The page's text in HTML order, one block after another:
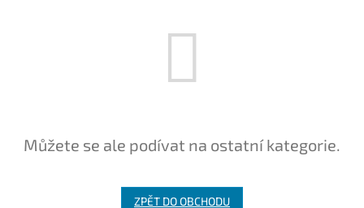
Můžete se ale podívat na ostatní kategorie.
ZPĚT DO OBCHODU